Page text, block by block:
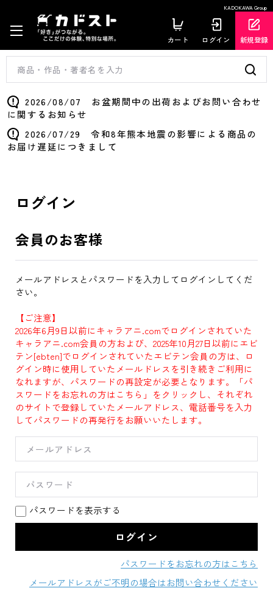
KADOKAWA Group
カート ログイン 新規登録
2026/08/07 お盆期間中の出荷およびお問い合わせ
に関するお知らせ
2026/07/29 令和8年熊本地震の影響による商品の
お届け遅延につきまして
ログイン
会員のお客様
メールアドレスとパスワードを入力してログインしてくだ
さい。
【ご注意】
2026年6月9日以前にキャラアニ.comでログインされていた
キャラアニ.com会員の方および、2025年10月27日以前にエビ
テン[ebten]でログインされていたエビテン会員の方は、ロ
グイン時に使用していたメールドレスを引き続きご利用に
なれますが、パスワードの再設定が必要となります。「パ
スワードをお忘れの方はこちら」をクリックし、それぞれ
のサイトで登録していたメールアドレス、電話番号を入力
してパスワードの再発行をお願いいたします。
パスワードを表示する
パスワードをお忘れの方はこちら
メールアドレスがご不明の場合はお問い合わせください